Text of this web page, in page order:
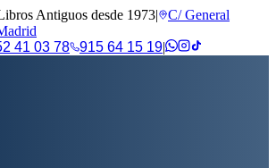
Antiguos desde 1973|
C/ General
41 03 78 915 64 15 19|